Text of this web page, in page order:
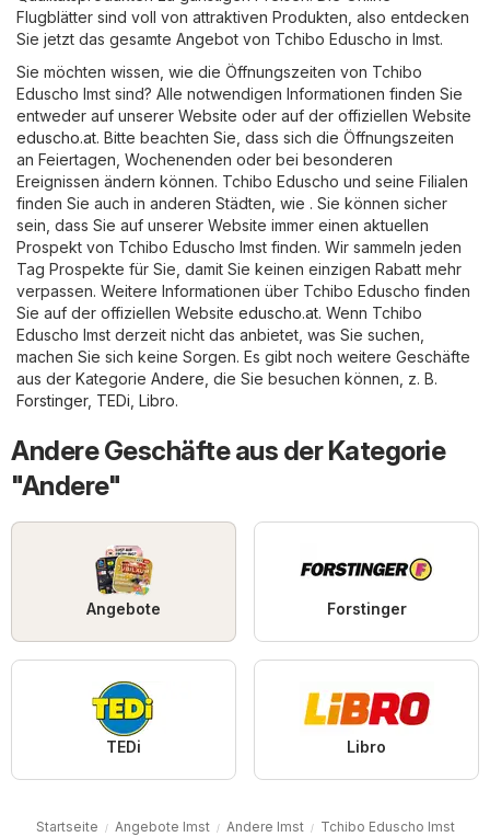
Flugblätter sind voll von attraktiven Produkten, also entdecken
Sie jetzt das gesamte Angebot von Tchibo Eduscho in Imst.
Sie möchten wissen, wie die Öffnungszeiten von Tchibo
Eduscho Imst sind? Alle notwendigen Informationen finden Sie
entweder auf unserer Website oder auf der offiziellen Website
eduscho.at. Bitte beachten Sie, dass sich die Öffnungszeiten
an Feiertagen, Wochenenden oder bei besonderen
Ereignissen ändern können. Tchibo Eduscho und seine Filialen
finden Sie auch in anderen Städten, wie . Sie können sicher
sein, dass Sie auf unserer Website immer einen aktuellen
Prospekt von Tchibo Eduscho Imst finden. Wir sammeln jeden
Tag Prospekte für Sie, damit Sie keinen einzigen Rabatt mehr
verpassen. Weitere Informationen über Tchibo Eduscho finden
Sie auf der offiziellen Website eduscho.at. Wenn Tchibo
Eduscho Imst derzeit nicht das anbietet, was Sie suchen,
machen Sie sich keine Sorgen. Es gibt noch weitere Geschäfte
aus der Kategorie Andere , die Sie besuchen können, z. B.
Forstinger, TEDi Libro.
Andere Geschäfte aus der Kategorie
"Andere"
Angebote Forstinger
TEDi Libro
Startseite Angebote Imst Andere Imst Tchibo Eduscho Imst